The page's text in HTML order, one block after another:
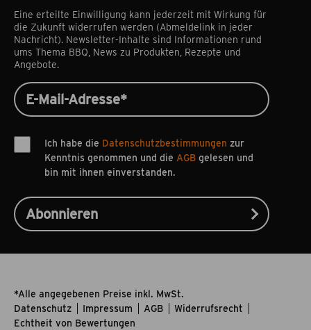
Eine erteilte Einwilligung kann jederzeit mit Wirkung für
die Zukunft widerrufen werden (Abmeldelink in jeder
Nachricht). Newsletter-Inhalte sind Informationen rund
ums Thema BBQ, News zu Produkten, Rezepte und
Angebote.
Ich habe die Datenschutzbestimmungen zur
Kenntnis genommen und die AGB gelesen und
bin mit ihnen einverstanden.
*Alle angegebenen Preise inkl. MwSt.
Datenschutz
Impressum AGB
Widerrufsrecht
Echtheit von Bewertungen